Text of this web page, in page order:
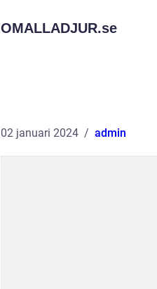
OMALLADJUR.se
02 januari 2024 admin